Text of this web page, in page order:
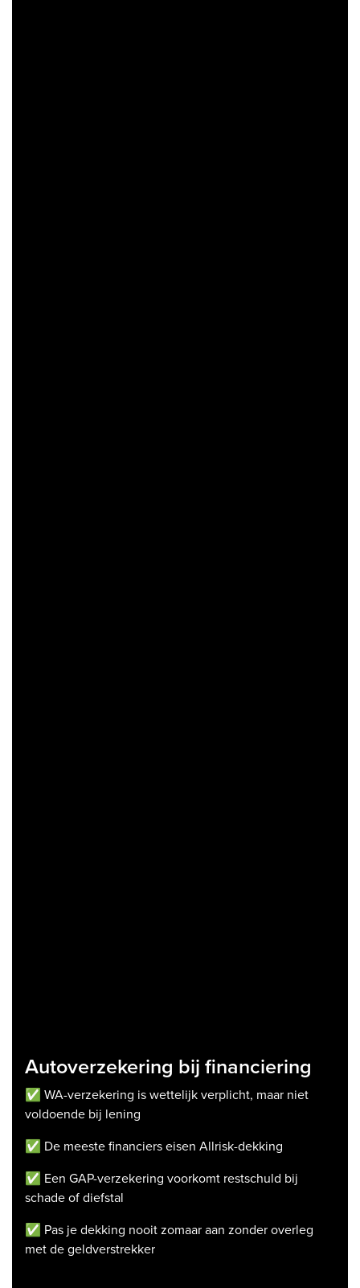
Autoverzekering bij financiering
✅ WA-verzekering is wettelijk verplicht, maar niet
voldoende bij lening
✅ De meeste financiers eisen Allrisk-dekking
✅ Een GAP-verzekering voorkomt restschuld bij
schade of diefstal
✅ Pas je dekking nooit zomaar aan zonder overleg
met de geldverstrekker